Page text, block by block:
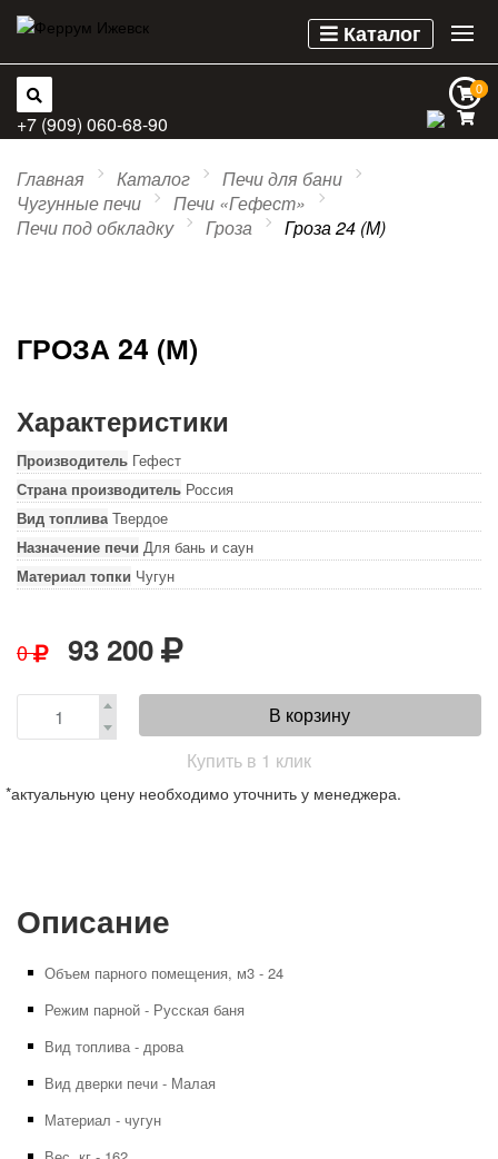
Каталог
0
0
+7 (909) 060-68-90
Главная Каталог
Печи для бани
Чугунные печи
Печи «Гефест»
Печи под обкладку
Гроза Гроза 24 (М)
ГРОЗА 24 (М)
Характеристики
Производитель Гефест
Страна производитель Россия
Вид топлива Твердое
Назначение печи Для бань и саун
Материал топки Чугун
0 93 200
В корзину
Купить в 1 клик
*актуальную цену необходимо уточнить у менеджера.
Описание
Объем парного помещения, м3 - 24
Режим парной - Русская баня
Вид топлива - дрова
Вид дверки печи - Малая
Материал - чугун